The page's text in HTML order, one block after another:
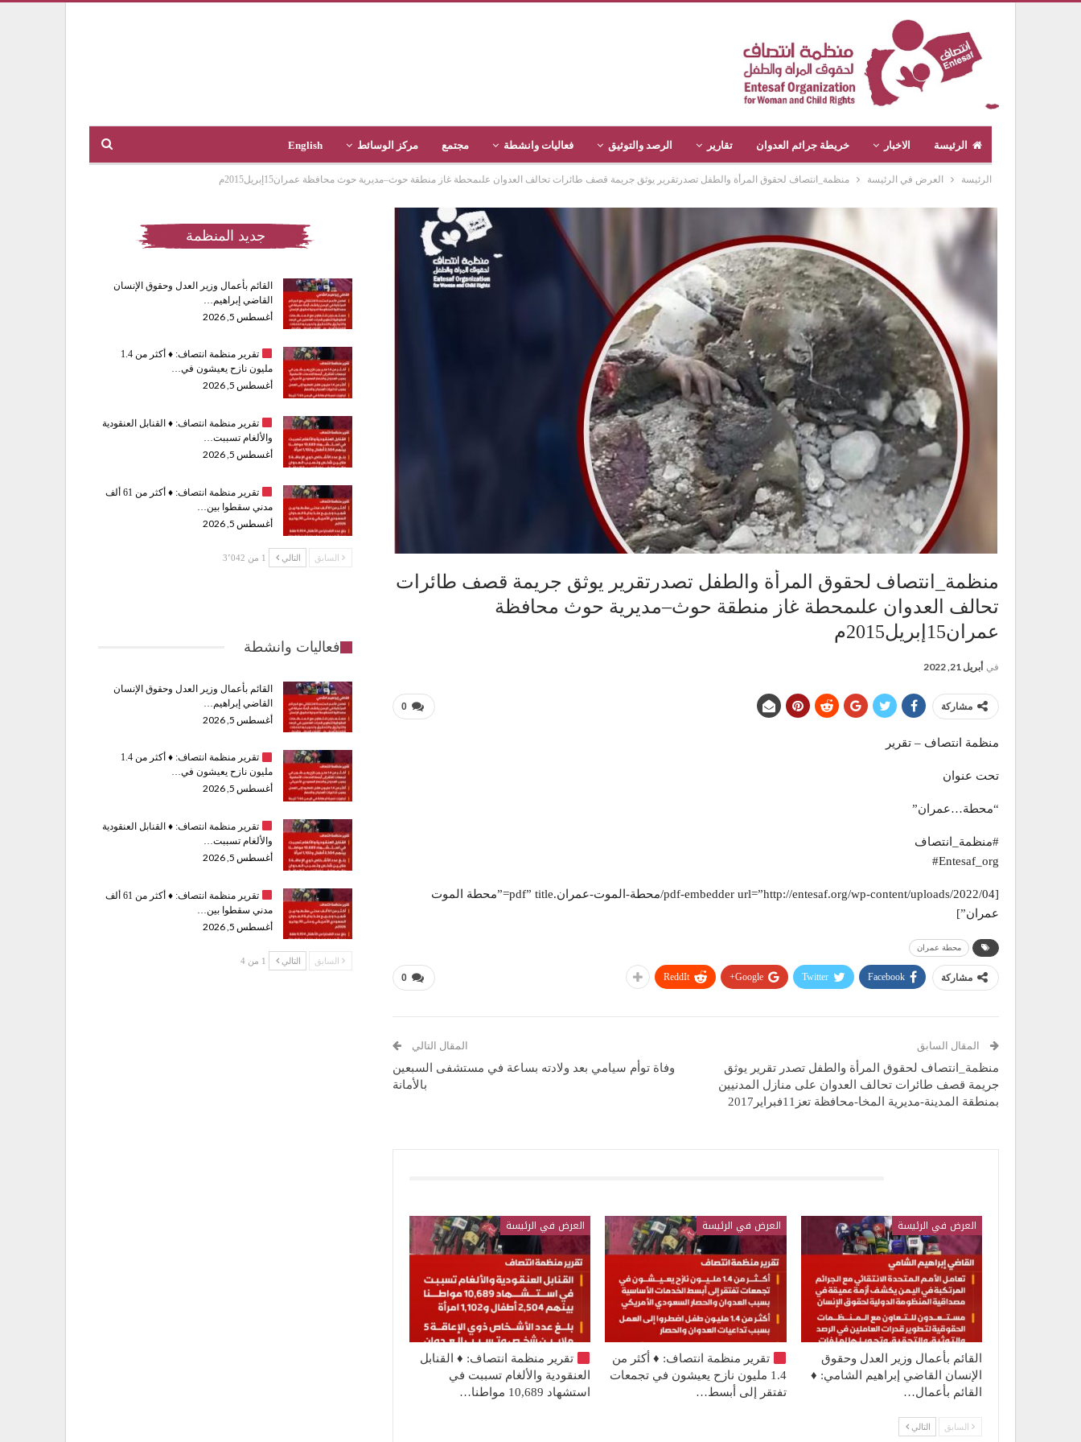
الرئيسة الاخبار خريطة جرائم العدوان تقارير الرصد والتوثيق فعاليات وانشطة مجتمع مركز الوسائط English
الرئيسة العرض في الرئيسة منظمة_انتصاف لحقوق المرأة والطفل تصدرتقرير يوثق جريمة قصف طائرات تحالف العدوان علىمحطة غاز منطقة حوث–مديرية حوث محافظة عمران15إبريل2015م
منظمة_انتصاف لحقوق المرأة والطفل تصدرتقرير يوثق جريمة قصف طائرات
تحالف العدوان علىمحطة غاز منطقة حوث–مديرية حوث محافظة
عمران15إبريل2015م
في أبريل 21, 2022
0 مشاركة
منظمة انتصاف – تقرير
تحت عنوان
“محطة…عمران”
#منظمة_انتصاف
‎#Entesaf_org
[pdf-embedder url=”http://entesaf.org/wp-content/uploads/2022/04/محطة-الموت-عمران.pdf” title=”محطة الموت
عمران”]
محطة عمران
0 مشاركة Facebook
Twitter
Google+
ReddIt
المقال السابق
منظمة_انتصاف لحقوق المرأة والطفل تصدر تقرير يوثق
جريمة قصف طائرات تحالف العدوان على منازل المدنيين
بمنطقة المدينة-مديرية المخا-محافظة تعز11فبراير2017
المقال التالي
وفاة توأم سيامي بعد ولادته بساعة في مستشفى السبعين
بالأمانة
العرض في الرئيسة
القائم بأعمال وزير العدل وحقوق
الإنسان القاضي إبراهيم الشامي: ♦️
القائم بأعمال…
العرض في الرئيسة
تقرير منظمة انتصاف: ♦️ أكثر من
1.4 مليون نازح يعيشون في تجمعات
تفتقر إلى أبسط…
العرض في الرئيسة
تقرير منظمة انتصاف: ♦️القنابل
العنقودية والألغام تسببت في
استشهاد 10,689 مواطنا…
السابق التالي
جديد المنظمة
القائم بأعمال وزير العدل وحقوق الإنسان
القاضي إبراهيم…
أغسطس 5, 2026
تقرير منظمة انتصاف: ♦️
أكثر من 1.4
مليون نازح يعيشون في…
أغسطس 5, 2026
تقرير منظمة انتصاف: ♦️القنابل العنقودية
والألغام تسببت…
أغسطس 5, 2026
تقرير منظمة انتصاف: ♦️
أكثر من 61 ألف
مدني سقطوا بين…
أغسطس 5, 2026
السابق التالي 1 من 3٬042
فعاليات وانشطة
القائم بأعمال وزير العدل وحقوق الإنسان
القاضي إبراهيم…
أغسطس 5, 2026
تقرير منظمة انتصاف: ♦️
أكثر من 1.4
مليون نازح يعيشون في…
أغسطس 5, 2026
تقرير منظمة انتصاف: ♦️القنابل العنقودية
والألغام تسببت…
أغسطس 5, 2026
تقرير منظمة انتصاف: ♦️
أكثر من 61 ألف
مدني سقطوا بين…
أغسطس 5, 2026
السابق التالي 1 من 4